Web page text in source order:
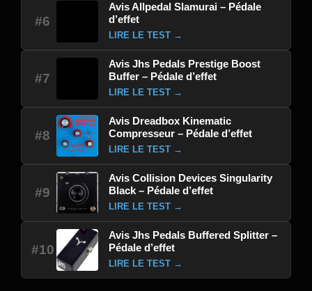
#6
Avis Allpedal Slamurai – Pédale
d’effet
LIRE LE TEST →
#7
Avis Jhs Pedals Prestige Boost
Buffer – Pédale d’effet
LIRE LE TEST →
#8
Avis Dreadbox Kinematic
Compresseur – Pédale d’effet
LIRE LE TEST →
#9
Avis Collision Devices Singularity
Black – Pédale d’effet
LIRE LE TEST →
#10
Avis Jhs Pedals Buffered Splitter –
Pédale d’effet
LIRE LE TEST →